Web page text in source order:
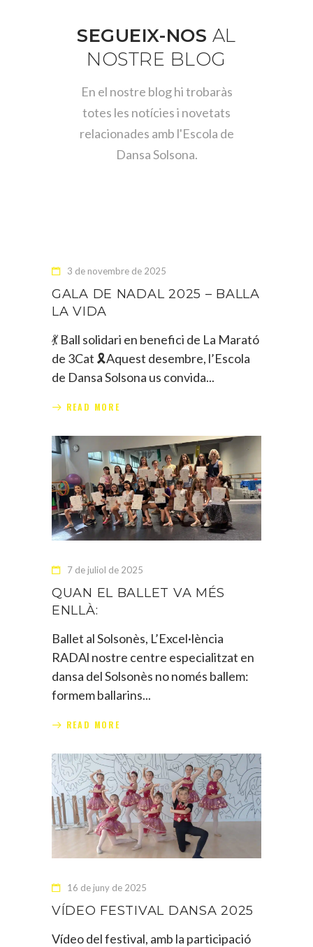
SEGUEIX-NOS AL
NOSTRE BLOG
En el nostre blog hi trobaràs
totes les notícies i novetats
relacionades amb l'Escola de
Dansa Solsona.
3 de novembre de 2025
GALA DE NADAL 2025 – BALLA
LA VIDA
💃 Ball solidari en benefici de La Marató
de 3Cat 🎗️Aquest desembre, l’Escola
de Dansa Solsona us convida
READ MORE
7 de juliol de 2025
QUAN EL BALLET VA MÉS
ENLLÀ:
Ballet al Solsonès, L’Excel·lència
RADAl nostre centre especialitzat en
dansa del Solsonès no només ballem:
formem ballarins
READ MORE
16 de juny de 2025
VÍDEO FESTIVAL DANSA 2025
Vídeo del festival, amb la participació